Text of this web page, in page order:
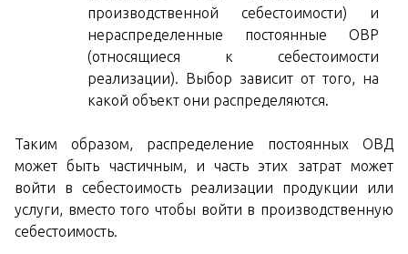
производственной себестоимости) и
нераспределенные постоянные ОВР
(относящиеся к себестоимости
реализации). Выбор зависит от того, на
какой объект они распределяются.
Таким образом, распределение постоянных ОВД
может быть частичным, и часть этих затрат может
войти в себестоимость реализации продукции или
услуги, вместо того чтобы войти в производственную
себестоимость.